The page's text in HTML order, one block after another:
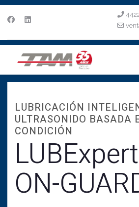
LUBRICACIÓN
ULTRASONIDO BASADA
CONDICIÓN
LUBExpert
ON-